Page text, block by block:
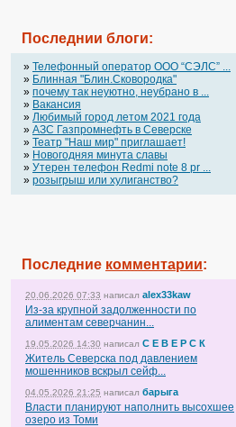
Последнии блоги:
» Телефонный оператор OOO “СЭЛС” ...
» Блинная "Блин.Сковородка"
» почему так неуютно, неубрано в ...
» Вакансия
» Любимый город летом 2021 года
» АЗС Газпромнефть в Северске
» Театр "Наш мир" приглашает!
» Новогодняя минута славы
» Утерен телефон Redmi note 8 pr ...
» розыгрыш или хулиганство?
Последние комментарии:
20.06.2026 07:33 написал alex33kaw
Из-за крупной задолженности по
алиментам северчанин...
19.05.2026 14:30 написал С Е В Е Р С К
Житель Северска под давлением
мошенников вскрыл сейф...
04.05.2026 21:25 написал барыга
Власти планируют наполнить высохшее
озеро из Томи